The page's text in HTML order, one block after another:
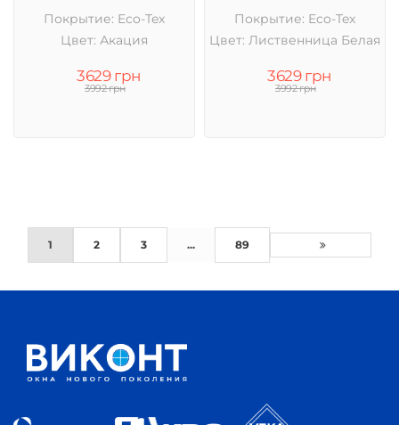
Покрытие: Eco-Tex
Цвет: Акация
3629 грн
3992 грн
Покрытие: Eco-Tex
Цвет: Лиственница Белая
3629 грн
3992 грн
1 2 3 ... 89